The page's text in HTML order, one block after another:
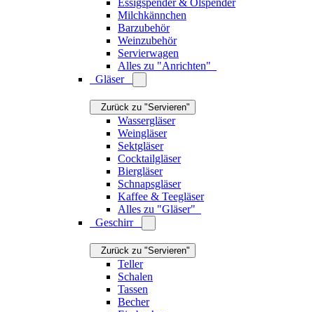
Teller
Schalen
Tassen
Becher
Eierbecher
Butterdosen
Zuckerdosen
Servierplatten
Kindergeschirr
Alles zu "Geschirr"
Besteck
Zurück zu "Servieren"
Besteck-Sets
Messer
Gabeln
Löffel
Salatbesteck
Kinderbesteck
Alles zu "Besteck"
Kaffee & Tee